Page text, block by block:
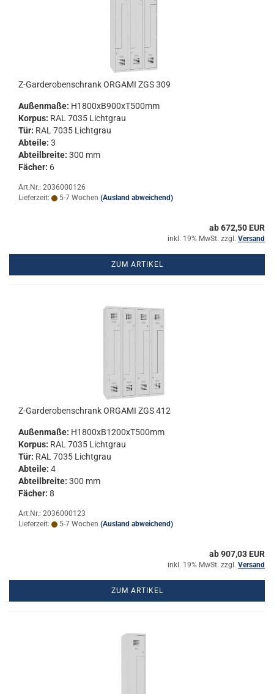
Z-​Gar­de­ro­ben­schrank OR­GA­MI ZGS 309
Au­ßen­ma­ße: H1800xB900xT500mm
Kor­pus: RAL 7035 Licht­grau
Tür: RAL 7035 Licht­grau
Ab­tei­le: 3
Ab­teil­brei­te: 300 mm
Fä­cher: 6
Art.Nr.: 2036000126
Lieferzeit:
5-7 Wochen (Ausland abweichend)
ab 672,50 EUR
inkl. 19% MwSt. zzgl. Versand
ZUM ARTIKEL
Z-​Gar­de­ro­ben­schrank OR­GA­MI ZGS 412
Au­ßen­ma­ße: H1800xB1200xT500mm
Kor­pus: RAL 7035 Licht­grau
Tür: RAL 7035 Licht­grau
Ab­tei­le: 4
Ab­teil­brei­te: 300 mm
Fä­cher: 8
Art.Nr.: 2036000123
Lieferzeit:
5-7 Wochen (Ausland abweichend)
ab 907,03 EUR
inkl. 19% MwSt. zzgl. Versand
ZUM ARTIKEL